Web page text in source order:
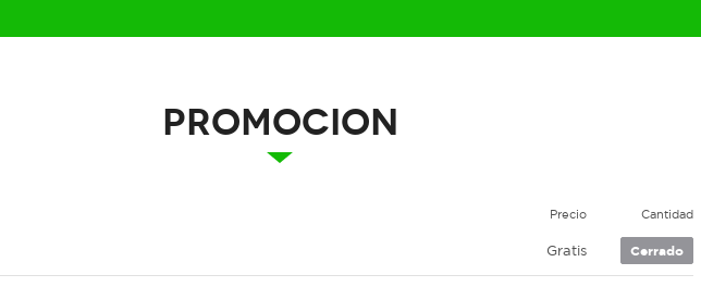
PROMOCION
Precio Cantidad
Gratis Cerrado